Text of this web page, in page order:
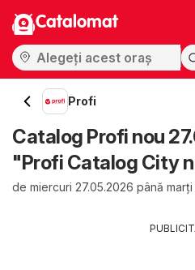
Catalomat
Profi
Catalog Profi nou
"Profi Catalog City
de miercuri 27.05.2026 până